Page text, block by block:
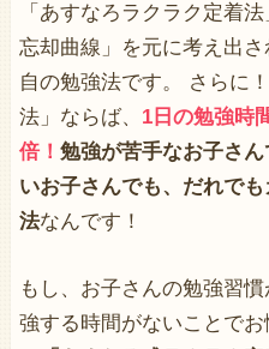
「あすなろラクラク定着
忘却曲線」を元に考え出
自の勉強法です。 さらに
法」ならば、 1日の勉強時
倍！ 勉強が苦手なお子さ
いお子さんでも、だれで
法なんです！
もし、お子さんの勉強習
強する時間がないことで